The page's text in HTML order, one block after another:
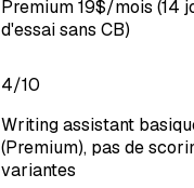
Premium 19$/mois (14
d'essai sans CB)
4/10
Writing assistant
(Premium), pas de
variantes